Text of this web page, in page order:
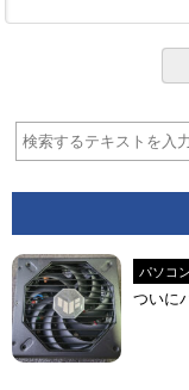
パソコ
ついに